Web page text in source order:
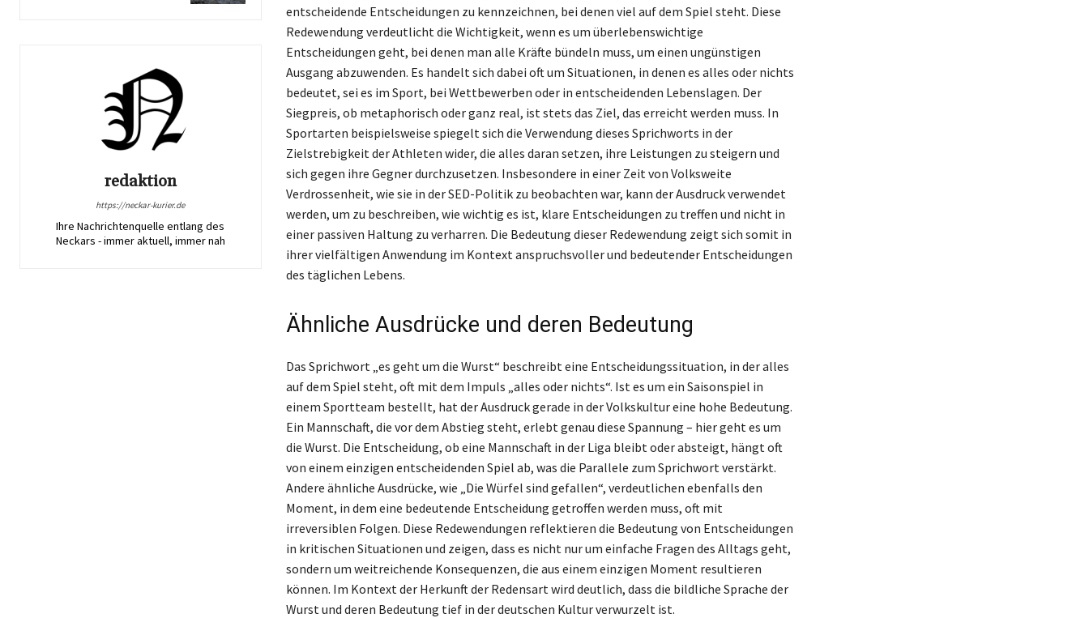
redaktion
https://neckar-kurier.de
Ihre Nachrichtenquelle entlang des
Neckars - immer aktuell, immer nah
entscheidende Entscheidungen zu kennzeichnen, bei denen viel auf dem Spiel steht. Diese
Redewendung verdeutlicht die Wichtigkeit, wenn es um überlebenswichtige
Entscheidungen geht, bei denen man alle Kräfte bündeln muss, um einen ungünstigen
Ausgang abzuwenden. Es handelt sich dabei oft um Situationen, in denen es alles oder nichts
bedeutet, sei es im Sport, bei Wettbewerben oder in entscheidenden Lebenslagen. Der
Siegpreis, ob metaphorisch oder ganz real, ist stets das Ziel, das erreicht werden muss. In
Sportarten beispielsweise spiegelt sich die Verwendung dieses Sprichworts in der
Zielstrebigkeit der Athleten wider, die alles daran setzen, ihre Leistungen zu steigern und
sich gegen ihre Gegner durchzusetzen. Insbesondere in einer Zeit von Volksweite
Verdrossenheit, wie sie in der SED-Politik zu beobachten war, kann der Ausdruck verwendet
werden, um zu beschreiben, wie wichtig es ist, klare Entscheidungen zu treffen und nicht in
einer passiven Haltung zu verharren. Die Bedeutung dieser Redewendung zeigt sich somit in
ihrer vielfältigen Anwendung im Kontext anspruchsvoller und bedeutender Entscheidungen
des täglichen Lebens.
Ähnliche Ausdrücke und deren Bedeutung
Das Sprichwort „es geht um die Wurst“ beschreibt eine Entscheidungssituation, in der alles
auf dem Spiel steht, oft mit dem Impuls „alles oder nichts“. Ist es um ein Saisonspiel in
einem Sportteam bestellt, hat der Ausdruck gerade in der Volkskultur eine hohe Bedeutung.
Ein Mannschaft, die vor dem Abstieg steht, erlebt genau diese Spannung – hier geht es um
die Wurst. Die Entscheidung, ob eine Mannschaft in der Liga bleibt oder absteigt, hängt oft
von einem einzigen entscheidenden Spiel ab, was die Parallele zum Sprichwort verstärkt.
Andere ähnliche Ausdrücke, wie „Die Würfel sind gefallen“, verdeutlichen ebenfalls den
Moment, in dem eine bedeutende Entscheidung getroffen werden muss, oft mit
irreversiblen Folgen. Diese Redewendungen reflektieren die Bedeutung von Entscheidungen
in kritischen Situationen und zeigen, dass es nicht nur um einfache Fragen des Alltags geht,
sondern um weitreichende Konsequenzen, die aus einem einzigen Moment resultieren
können. Im Kontext der Herkunft der Redensart wird deutlich, dass die bildliche Sprache der
Wurst und deren Bedeutung tief in der deutschen Kultur verwurzelt ist.